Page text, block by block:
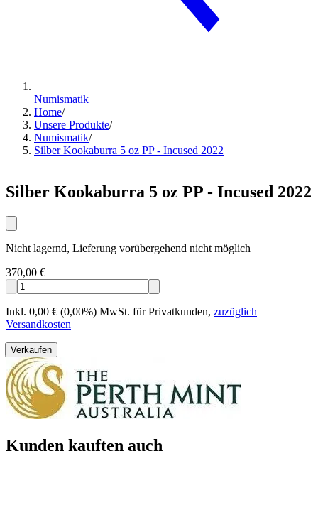
Numismatik
Home/
Unsere Produkte/
Numismatik/
Silber Kookaburra 5 oz PP - Incused 2022
Silber Kookaburra 5 oz PP - Incused 2022
Nicht lagernd, Lieferung vorübergehend nicht möglich
370,00 €
Inkl. 0,00 € (0,00%) MwSt. für Privatkunden, zuzüglich
Versandkosten
Verkaufen
Kunden kauften auch